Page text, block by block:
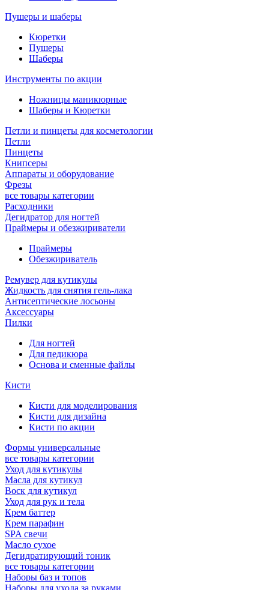
Пушеры и шаберы
Кюретки
Пушеры
Шаберы
Инструменты по акции
Ножницы маникюрные
Шаберы и Кюретки
Петли и пинцеты для косметологии
Петли
Пинцеты
Книпсеры
Аппараты и оборудование
Фрезы
все товары категории
Расходники
Дегидратор для ногтей
Праймеры и обезжириватели
Праймеры
Обезжириватель
Ремувер для кутикулы
Жидкость для снятия гель-лака
Антисептические лосьоны
Аксессуары
Пилки
Для ногтей
Для педикюра
Основа и сменные файлы
Кисти
Кисти для моделирования
Кисти для дизайна
Кисти по акции
Формы универсальные
все товары категории
Уход для кутикулы
Масла для кутикул
Воск для кутикул
Уход для рук и тела
Крем баттер
Крем парафин
SPA свечи
Масло сухое
Дегидратирующий тоник
все товары категории
Наборы баз и топов
Наборы для ухода за руками